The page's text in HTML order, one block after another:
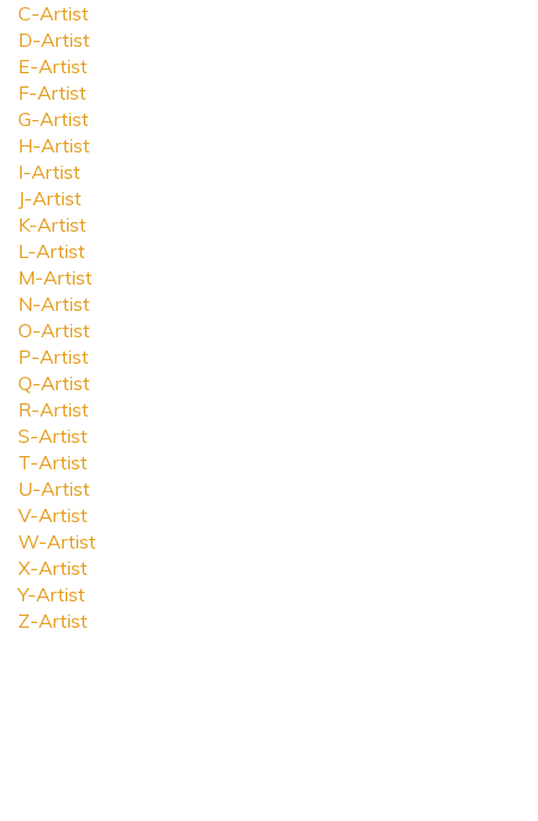
C-Artist
D-Artist
E-Artist
F-Artist
G-Artist
H-Artist
I-Artist
J-Artist
K-Artist
L-Artist
M-Artist
N-Artist
O-Artist
P-Artist
Q-Artist
R-Artist
S-Artist
T-Artist
U-Artist
V-Artist
W-Artist
X-Artist
Y-Artist
Z-Artist